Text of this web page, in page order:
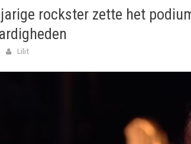
jarige rockster zette het
Lilit